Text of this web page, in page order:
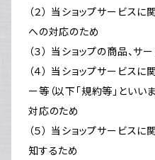
（２） 当ショップサービス
への対応のため
（３） 当ショップの商品、
（４） 当ショップサービス
ー等（以下「規約等」といい
対応のため
（５） 当ショップサービス
知するため